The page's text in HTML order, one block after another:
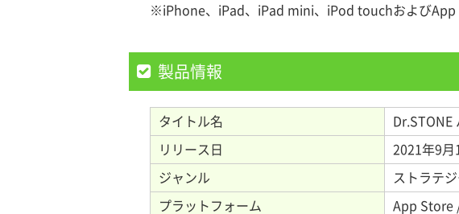
※iPhone、iPad、iPad mini、iPod touchおよびApp
製品情報
タイトル名 Dr.STONE
リリース日 2021年9月
ジャンル ストラテ
プラットフォーム App Store